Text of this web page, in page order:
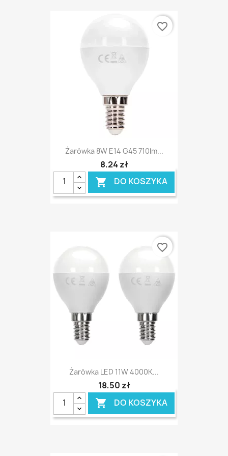
Żarówka 8W E14 G45 710lm...
8,24 zł
 DO KOSZYKA
favorite_border
Żarówka LED 11W 4000K...
18,50 zł
 DO KOSZYKA
favorite_border